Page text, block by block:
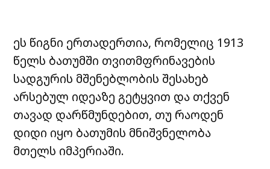
ეს წიგნი ერთადერთია, რომელიც 1913
წელს ბათუმში თვითმფრინავების
სადგურის მშენებლობის შესახებ
არსებულ იდეაზე გეტყვით და თქვენ
თავად დარწმუნდებით, თუ რაოდენ
დიდი იყო ბათუმის მნიშვნელობა
მთელს იმპერიაში.